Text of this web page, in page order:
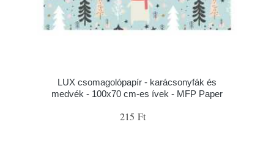
LUX csomagolópapír - karácsonyfák és
medvék - 100x70 cm-es ívek - MFP Paper
215 Ft